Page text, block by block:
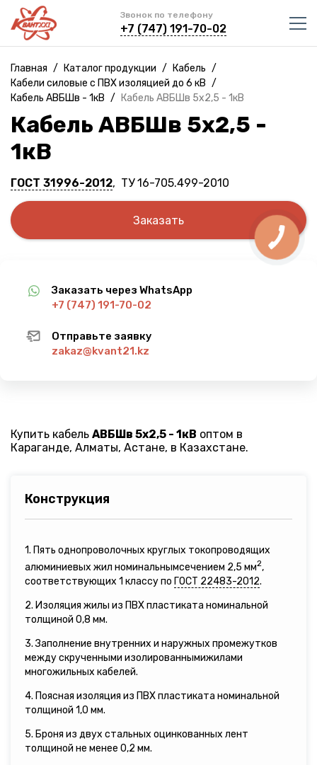
Звонок по телефону
+7 (747) 191-70-02
Главная / Каталог продукции / Кабель /
Кабели силовые с ПВХ изоляцией до 6 кВ /
Кабель АВБШв - 1кВ / Кабель АВБШв 5х2,5 - 1кВ
Кабель АВБШв 5х2,5 -
1кВ
ГОСТ 31996-2012, ТУ 16-705.499-2010
Заказать
Заказать через WhatsApp
+7 (747) 191-70-02
Отправьте заявку
zakaz@kvant21.kz
Купить кабель АВБШв 5х2,5 - 1кВ оптом в
Караганде, Алматы, Астане, в Казахстане.
Конструкция
1. Пять однопроволочных круглых токопроводящих
алюминиевых жил номинальнымсечением 2,5 мм2,
соответствующих 1 классу по ГОСТ 22483-2012.
2. Изоляция жилы из ПВХ пластиката номинальной
толщиной 0,8 мм.
3. Заполнение внутренних и наружных промежутков
между скрученными изолированнымижилами
многожильных кабелей.
4. Поясная изоляция из ПВХ пластиката номинальной
толщиной 1,0 мм.
5. Броня из двух стальных оцинкованных лент
толщиной не менее 0,2 мм.